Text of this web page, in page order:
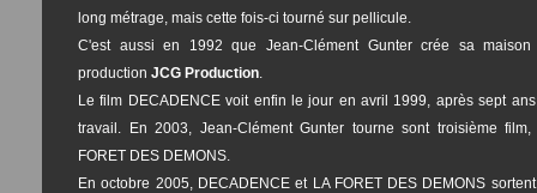
long métrage, mais cette fois-ci tourné sur pellicule.
C'est aussi en 1992 que Jean-Clément Gunter crée sa
production JCG Production.
Le film DECADENCE voit enfin le jour en avril 1999, après sept
travail. En 2003, Jean-Clément Gunter tourne sont troisième film,
FORET DES DEMONS.
En octobre 2005, DECADENCE et LA FORET DES DEMONS